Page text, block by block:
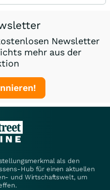
Newsletter
mehr aus der
als den
Hub für einen aktuellen
und Wirtschaftswelt, um